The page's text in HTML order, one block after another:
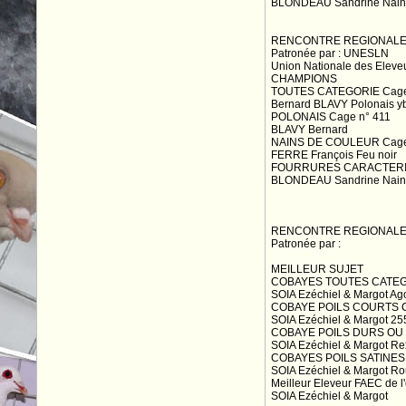
BLONDEAU Sandrine
RENCONTRE
Patronée par : UNESLN
Union Nationale des
CHAMPIONS
TOUTES CATEGORIE
Bernard BLAVY Polonais
POLONAIS Cage n° 411
BLAVY Bernard
NAINS DE COULEUR
FERRE François Feu noir
FOURRURES
BLONDEAU Sandrine
RENCONTRE
Patronée par :
MEILLEUR SUJET
COBAYES TOUTES
SOIA Ezéchiel & Margot
COBAYE POILS COURTS
SOIA Ezéchiel & Margot
COBAYE POILS DURS
SOIA Ezéchiel & Margot
COBAYES POILS
SOIA Ezéchiel & Margot
Meilleur Eleveur FAEC de
SOIA Ezéchiel & Margot